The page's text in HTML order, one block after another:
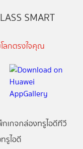
SMART
ลกตรงใจคุณ
กเกจกล่องทรูไอดีทีวี
รูไอดี